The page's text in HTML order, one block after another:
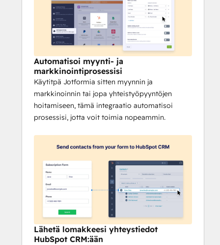
Määritä monimutkaisia työnkulkuja ilman
koodausta, ohjaa tehtävät oikeille
henkilöille ja seuraa etenemistä
reaaliajassa.
- Maksupyynnöt työnkulkujen sisällä
Peritä maksuja, laskuja tai lahjoituksia
turvallisesti työnkulun sisällä, jotta
prosessit pysyvät tehokkaina ja
yhtenäisinä.
Automatisoi myynti- ja
markkinointiprosessisi
Käytitpä Jotformia sitten myynnin ja
markkinoinnin tai jopa yhteistyöpyyntöjen
hoitamiseen, tämä integraatio automatisoi
prosessisi, jotta voit toimia nopeammin.
Lähetä lomakkeesi yhteystiedot
HubSpot CRM:ään